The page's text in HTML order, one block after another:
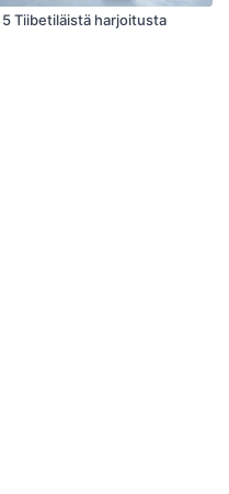
Tiibetiläistä harjoitusta